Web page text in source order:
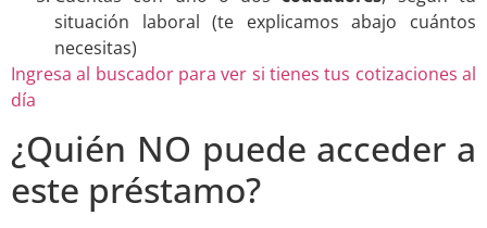
situación laboral (te explicamos abajo cuántos
necesitas)
Ingresa al buscador para ver si tienes tus cotizaciones al
día
¿Quién NO puede acceder a
este préstamo?